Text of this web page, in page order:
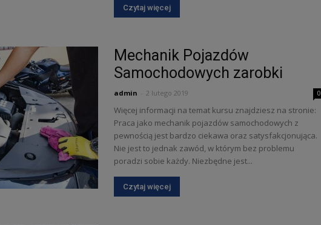
Czytaj więcej
Mechanik Pojazdów
Samochodowych zarobki
admin 2 lutego 2019 0
Więcej informacji na temat kursu znajdziesz na stronie:
Praca jako mechanik pojazdów samochodowych z
pewnością jest bardzo ciekawa oraz satysfakcjonująca.
Nie jest to jednak zawód, w którym bez problemu
poradzi sobie każdy. Niezbędne jest...
Czytaj więcej